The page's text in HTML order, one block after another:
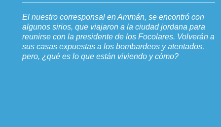
El nuestro corresponsal en Ammán, se encontró con
algunos sirios, que viajaron a la ciudad jordana para
reunirse con la presidente de los Focolares. Volverán a
sus casas expuestas a los bombardeos y atentados,
pero, ¿qué es lo que están viviendo y cómo?